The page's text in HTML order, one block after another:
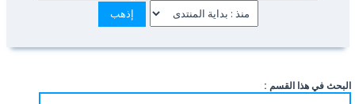
البحث في هذا القسم :